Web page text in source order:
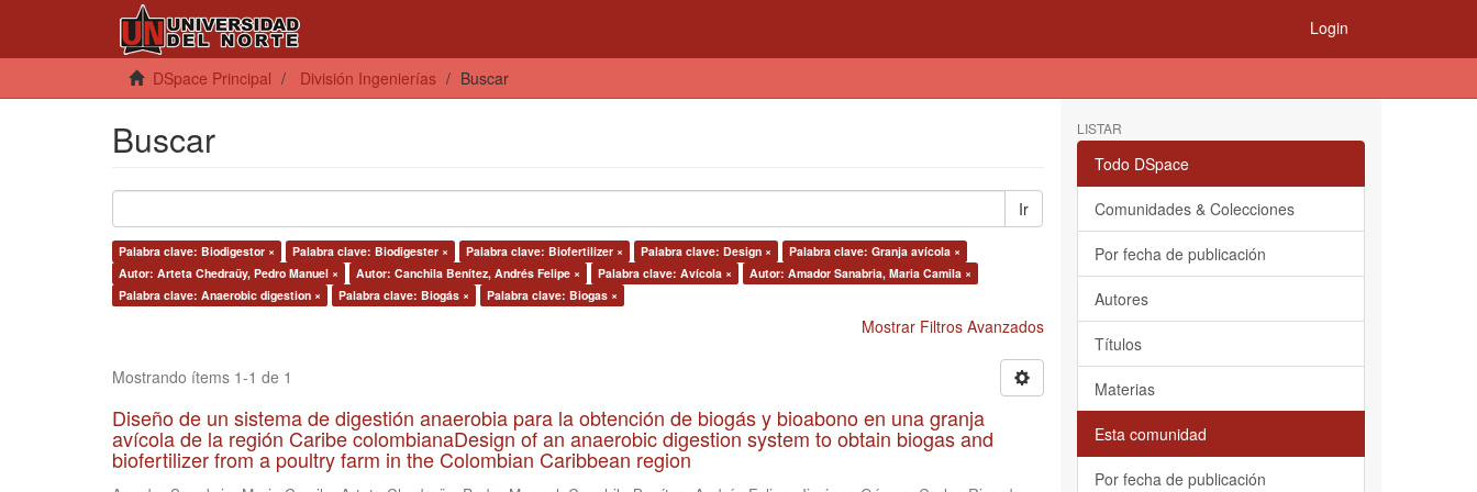
Login
DSpace Principal División Ingenierías Buscar
Buscar
Ir
Palabra clave: Biodigestor × Palabra clave: Biodigester × Palabra clave: Biofertilizer × Palabra clave: Design ×
Palabra clave: Granja avícola ×
Autor: Arteta Chedraüy, Pedro Manuel ×
Autor: Canchila Benítez, Andrés Felipe × Palabra clave: Avícola ×
Autor: Amador Sanabria, Maria Camila ×
Palabra clave: Anaerobic digestion ×
Palabra clave: Biogás × Palabra clave: Biogas ×
Mostrar Filtros Avanzados
Mostrando ítems 1-1 de 1
Diseño de un sistema de digestión anaerobia para la obtención de biogás y bioabono en una granja
avícola de la región Caribe colombianaDesign of an anaerobic digestion system to obtain biogas and
biofertilizer from a poultry farm in the Colombian Caribbean region
LISTAR
Todo DSpace
Comunidades & Colecciones
Por fecha de publicación
Autores
Títulos
Materias
Esta comunidad
Por fecha de publicación